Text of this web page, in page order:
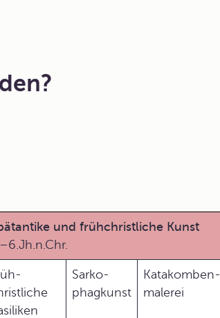
und frühchristliche Kunst
Sarko-
phagkunst
Katakomben-
malerei